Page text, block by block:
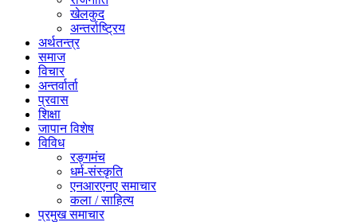
खेलकुद
अन्तर्राष्ट्रिय
अर्थतन्त्र
समाज
विचार
अन्तर्वार्ता
प्रवास
शिक्षा
जापान विशेष
विविध
रङ्गमंच
धर्म-संस्कृति
एनआरएनए समाचार
कला / साहित्य
प्रमुख समाचार